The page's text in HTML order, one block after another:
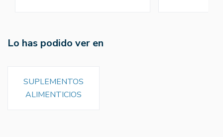
Lo has podido ver en
SUPLEMENTOS
ALIMENTICIOS